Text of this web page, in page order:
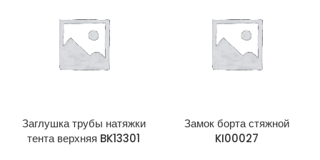
Заглушка трубы натяжки
тента верхняя BK13301
Замок борта стяжной
KI00027